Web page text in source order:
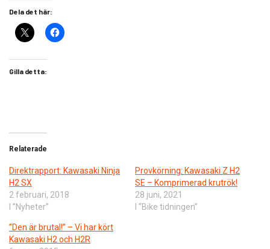
Dela det här:
Gilla detta:
Relaterade
Direktrapport: Kawasaki Ninja
H2 SX
2 februari, 2018
I ”Nyheter”
Provkörning: Kawasaki Z H2
SE – Komprimerad krutrök!
28 juni, 2021
I ”Bike tidningen”
”Den är brutal!” – Vi har kört
Kawasaki H2 och H2R